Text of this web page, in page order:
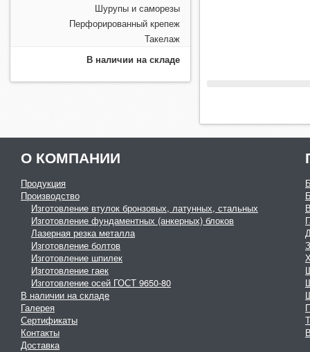
Шурупы и саморезы
Перфорированный крепеж
Такелаж
В наличии на складе
О КОМПАНИИ
Продукция
Производство
Изготовление втулок бронзовых, латунных, стальных
Изготовление фундаментных (анкерных) блоков
Лазерная резка металла
Изготовление болтов
Изготовление шпилек
Изготовление гаек
Изготовление осей ГОСТ 9650-80
В наличии на складе
Галерея
Сертификаты
Контакты
Доставка